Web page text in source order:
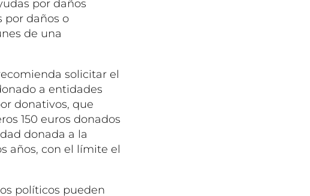
por daños
por daños o
de una
solicitar el
a entidades
donativos, que
150 euros donados
donada a la
años, con el límite el
políticos pueden